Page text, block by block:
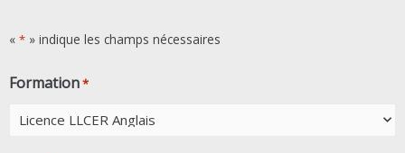
« * » indique les champs nécessaires
Formation*